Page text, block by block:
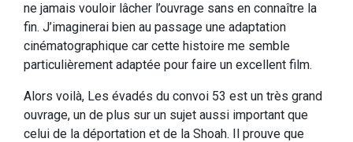
ne jamais vouloir lâcher l’ouvrage sans en connaître la
fin. J’imaginerai bien au passage une adaptation
cinématographique car cette histoire me semble
particulièrement adaptée pour faire un excellent film.
Alors voilà, Les évadés du convoi 53 est un très grand
ouvrage, un de plus sur un sujet aussi important que
celui de la déportation et de la Shoah. Il prouve que